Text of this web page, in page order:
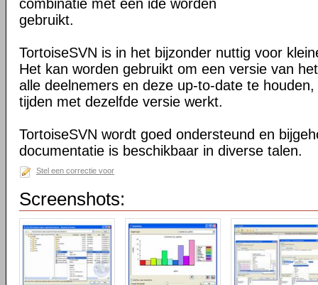
combinatie met een ide worden
gebruikt.
TortoiseSVN is in het bijzonder nuttig voor
Het kan worden gebruikt om een versie van
alle deelnemers en deze up-to-date te
tijden met dezelfde versie werkt.
TortoiseSVN wordt goed ondersteund en
documentatie is beschikbaar in diverse talen.
Stel een correctie voor
Screenshots: